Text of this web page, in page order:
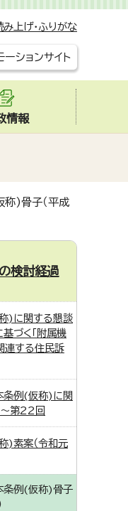
上げ・ふりがな
ーションサイト
情報
)骨子（平成
検討経過
)に関する懇談
づく「附属機
連する住民訴
条例(仮称)に関
第22回
)素案（令和元
条例(仮称)骨子